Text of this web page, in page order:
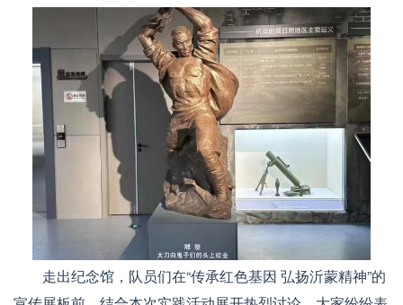
走出纪念馆，队员们在“传承红色基因 弘扬沂蒙精神”的